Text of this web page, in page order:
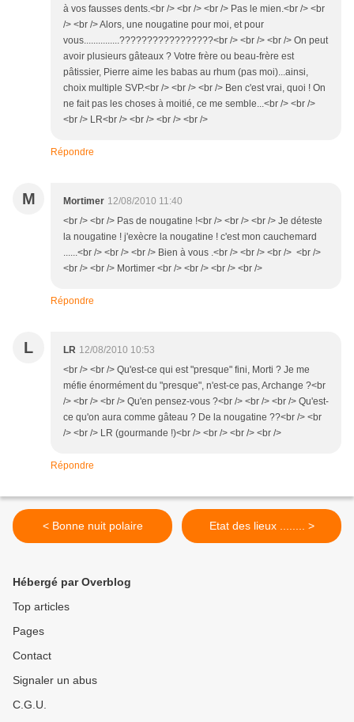
à vos fausses dents.<br /> <br /> <br /> Pas le mien.<br /> <br
/> <br /> Alors, une nougatine pour moi, et pour
vous...............?????????????????<br /> <br /> <br /> On peut
avoir plusieurs gâteaux ? Votre frère ou beau-frère est
pâtissier, Pierre aime les babas au rhum (pas moi)...ainsi,
choix multiple SVP.<br /> <br /> <br /> Ben c'est vrai, quoi ! On
ne fait pas les choses à moitié, ce me semble...<br /> <br />
<br /> LR<br /> <br /> <br /> <br />
Répondre
M Mortimer 12/08/2010 11:40
<br /> <br /> Pas de nougatine !<br /> <br /> <br /> Je déteste
la nougatine ! j'exècre la nougatine ! c'est mon cauchemard
......<br /> <br /> <br /> Bien à vous .<br /> <br /> <br /> <br />
<br /> <br /> Mortimer <br /> <br /> <br /> <br />
Répondre
L LR 12/08/2010 10:53
<br /> <br /> Qu'est-ce qui est "presque" fini, Morti ? Je me
méfie énormément du "presque", n'est-ce pas, Archange ?<br
/> <br /> <br /> Qu'en pensez-vous ?<br /> <br /> <br /> Qu'est-
ce qu'on aura comme gâteau ? De la nougatine ??<br /> <br
/> <br /> LR (gourmande !)<br /> <br /> <br /> <br />
Répondre
< Bonne nuit polaire Etat des lieux ........ >
Hébergé par Overblog
Top articles
Pages
Contact
Signaler un abus
C.G.U.